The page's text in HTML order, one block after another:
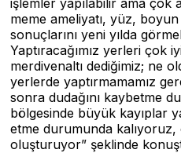
işlemler yapılabilir ama çok
meme ameliyatı, yüz,
sonuçlarını yeni yılda
Yaptıracağımız yerleri çok
merdivenaltı dediğimiz; ne
yerlerde yaptırmamamız
sonra dudağını kaybetme
bölgesinde büyük kayıplar
etme durumunda
oluşturuyor” şeklinde